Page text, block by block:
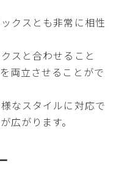
クスとも非常に相性
スと合わせること
両立させることがで
なスタイルに対応で
広がります。